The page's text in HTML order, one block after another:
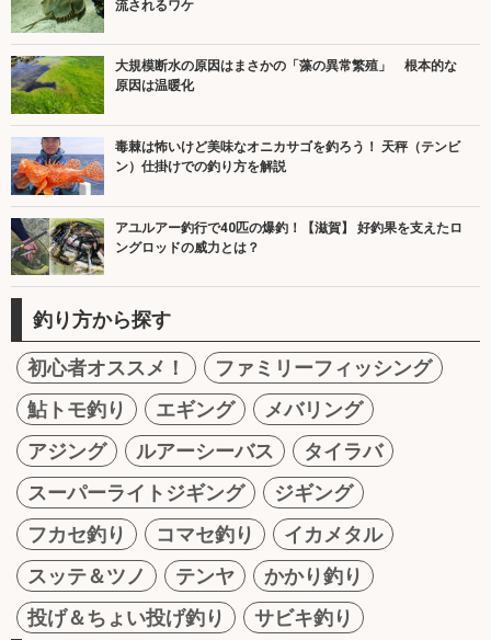
流されるワケ
大規模断水の原因はまさかの「藻の異常繁殖」 根本的な
原因は温暖化
毒棘は怖いけど美味なオニカサゴを釣ろう！ 天秤（テンビ
ン）仕掛けでの釣り方を解説
アユルアー釣行で40匹の爆釣！【滋賀】 好釣果を支えたロ
ングロッドの威力とは？
釣り方から探す
初心者オススメ！
ファミリーフィッシング
鮎トモ釣り
エギング
メバリング
アジング
ルアーシーバス
タイラバ
スーパーライトジギング
ジギング
フカセ釣り
コマセ釣り
イカメタル
スッテ＆ツノ
テンヤ
かかり釣り
投げ＆ちょい投げ釣り
サビキ釣り